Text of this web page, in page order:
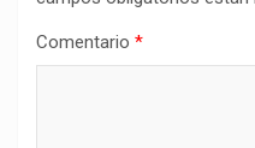
Comentario *